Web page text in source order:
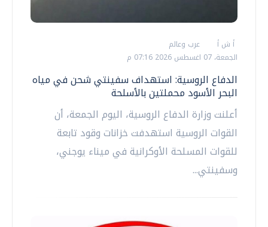
أ ش أ
عرب وعالم
الجمعة، 07 اغسطس 2026 07:16 م
الدفاع الروسية: استهداف سفينتي شحن في مياه
البحر الأسود محملتين بالأسلحة
أعلنت وزارة الدفاع الروسية، اليوم الجمعة، أن
القوات الروسية استهدفت خزانات وقود تابعة
للقوات المسلحة الأوكرانية في ميناء يوجني،
وسفينتي...